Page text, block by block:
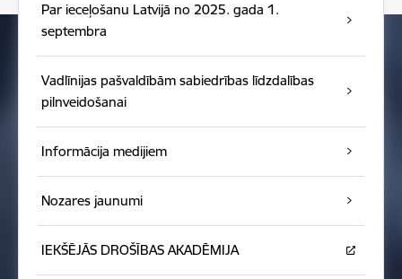
Par ieceļošanu Latvijā no 2025. gada 1.
septembra
Vadlīnijas pašvaldībām sabiedrības līdzdalības
pilnveidošanai
Informācija medijiem
Nozares jaunumi
IEKŠĒJĀS DROŠĪBAS AKADĒMIJA